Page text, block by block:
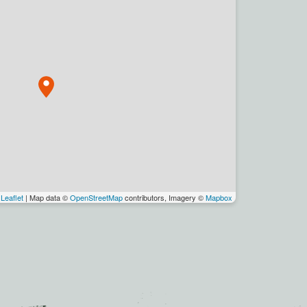
Leaflet | Map data ©OpenStreetMapcontributors, Imagery ©Mapbox